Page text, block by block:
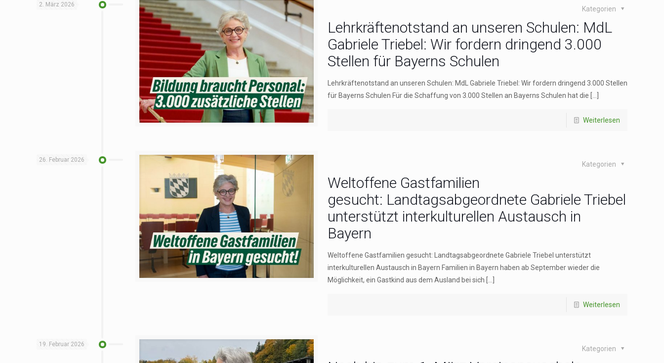
2. März 2026
Kategorien
Lehrkräftenotstand an unseren Schulen: MdL
Gabriele Triebel: Wir fordern dringend 3.000
Stellen für Bayerns Schulen
Lehrkräftenotstand an unseren Schulen: MdL Gabriele Triebel: Wir fordern dringend 3.000 Stellen
für Bayerns Schulen Für die Schaffung von 3.000 Stellen an Bayerns Schulen hat die
Weiterlesen
26. Februar 2026
Kategorien
Weltoffene Gastfamilien
gesucht: Landtagsabgeordnete Gabriele Triebel
‍unterstützt interkulturellen Austausch ‍in
‍Bayern
Weltoffene Gastfamilien gesucht: Landtagsabgeordnete Gabriele Triebel ‍unterstützt
interkulturellen Austausch ‍in ‍Bayern Familien in Bayern haben ab September ‍wieder die
Möglichkeit, ein Gastkind aus dem Ausland bei sich
Weiterlesen
19. Februar 2026
Kategorien